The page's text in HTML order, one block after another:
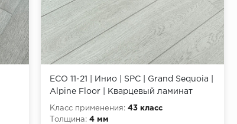
ECO 11-21 | Инио | SPC | Grand Sequoia |
Alpine Floor | Кварцевый ламинат
Класс применения: 43 класс
Толщина: 4 мм